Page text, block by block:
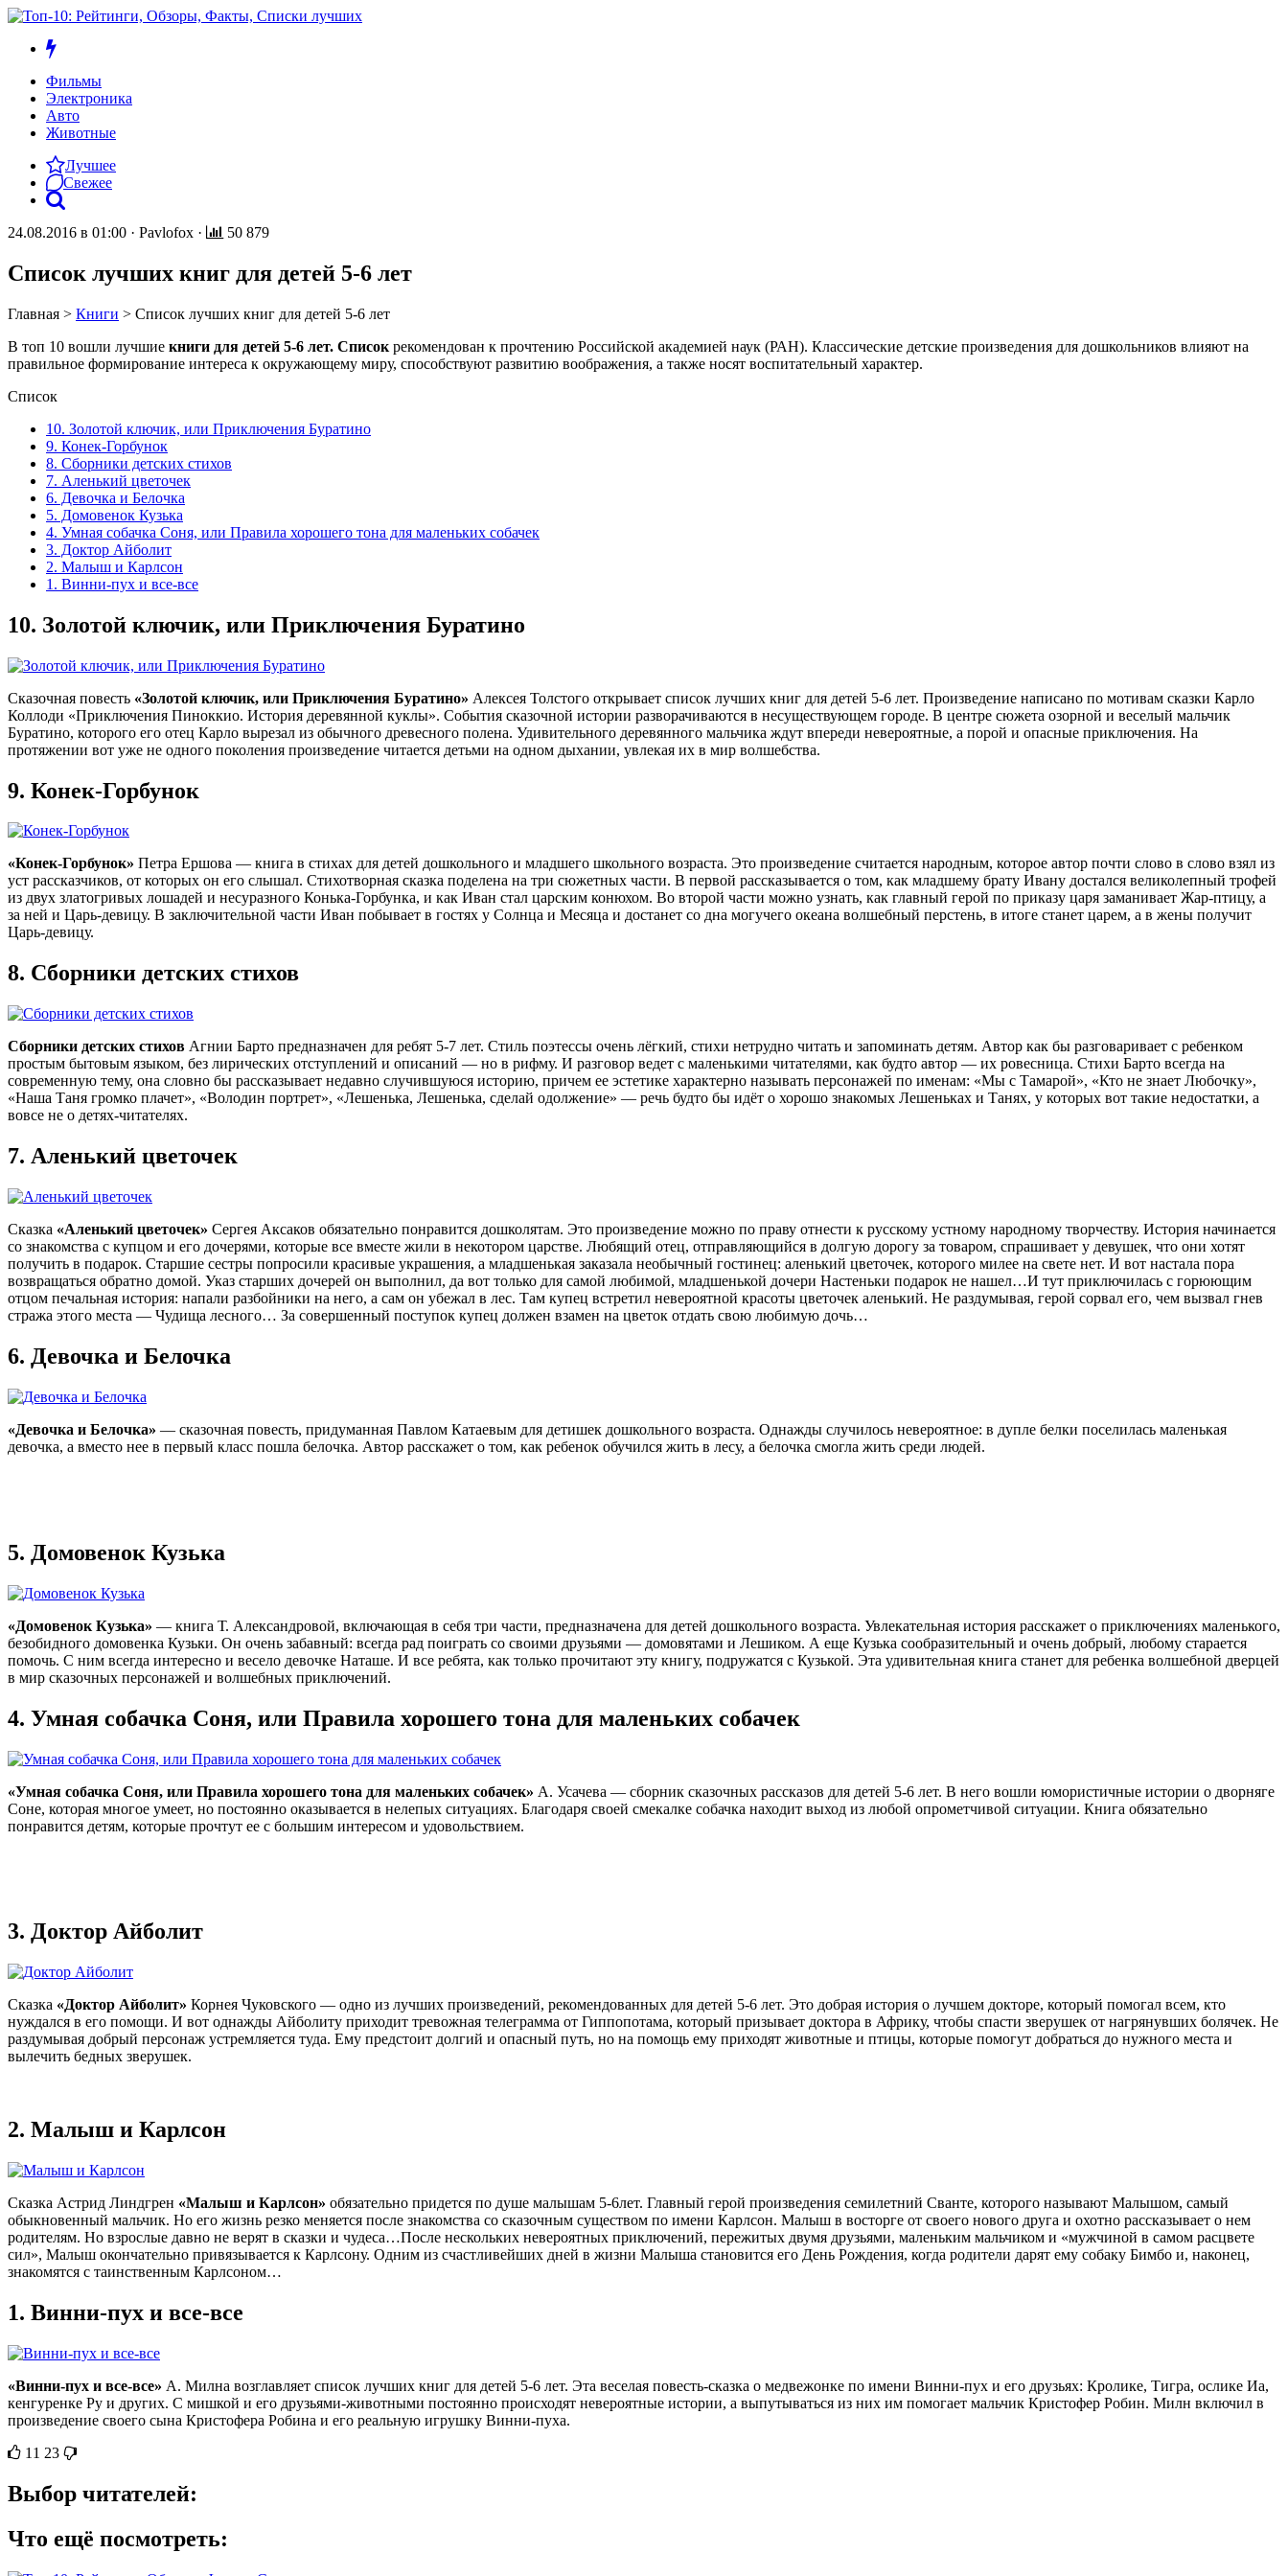
Фильмы
Электроника
Авто
Животные
Лучшее
Свежее
24.08.2016 в 01:00 · Pavlofox · 50 879
Список лучших книг для детей 5-6 лет
Главная > Книги > Список лучших книг для детей 5-6 лет
В топ 10 вошли лучшие книги для детей 5-6 лет. Список рекомендован к прочтению Российской академией наук (РАН). Классические детские произведения для дошкольников влияют на
правильное формирование интереса к окружающему миру, способствуют развитию воображения, а также носят воспитательный характер.
Список
10. Золотой ключик, или Приключения Буратино
9. Конек-Горбунок
8. Сборники детских стихов
7. Аленький цветочек
6. Девочка и Белочка
5. Домовенок Кузька
4. Умная собачка Соня, или Правила хорошего тона для маленьких собачек
3. Доктор Айболит
2. Малыш и Карлсон
1. Винни-пух и все-все
10. Золотой ключик, или Приключения Буратино
Сказочная повесть «Золотой ключик, или Приключения Буратино» Алексея Толстого открывает список лучших книг для детей 5-6 лет. Произведение написано по мотивам сказки Карло
Коллоди «Приключения Пиноккио. История деревянной куклы». События сказочной истории разворачиваются в несуществующем городе. В центре сюжета озорной и веселый мальчик
Буратино, которого его отец Карло вырезал из обычного древесного полена. Удивительного деревянного мальчика ждут впереди невероятные, а порой и опасные приключения. На
протяжении вот уже не одного поколения произведение читается детьми на одном дыхании, увлекая их в мир волшебства.
9. Конек-Горбунок
«Конек-Горбунок» Петра Ершова — книга в стихах для детей дошкольного и младшего школьного возраста. Это произведение считается народным, которое автор почти слово в слово взял из
уст рассказчиков, от которых он его слышал. Стихотворная сказка поделена на три сюжетных части. В первой рассказывается о том, как младшему брату Ивану достался великолепный трофей
из двух златогривых лошадей и несуразного Конька-Горбунка, и как Иван стал царским конюхом. Во второй части можно узнать, как главный герой по приказу царя заманивает Жар-птицу, а
за ней и Царь-девицу. В заключительной части Иван побывает в гостях у Солнца и Месяца и достанет со дна могучего океана волшебный перстень, в итоге станет царем, а в жены получит
Царь-девицу.
8. Сборники детских стихов
Сборники детских стихов Агнии Барто предназначен для ребят 5-7 лет. Стиль поэтессы очень лёгкий, стихи нетрудно читать и запоминать детям. Автор как бы разговаривает с ребенком
простым бытовым языком, без лирических отступлений и описаний — но в рифму. И разговор ведет с маленькими читателями, как будто автор — их ровесница. Стихи Барто всегда на
современную тему, она словно бы рассказывает недавно случившуюся историю, причем ее эстетике характерно называть персонажей по именам: «Мы с Тамарой», «Кто не знает Любочку»,
«Наша Таня громко плачет», «Володин портрет», «Лешенька, Лешенька, сделай одолжение» — речь будто бы идёт о хорошо знакомых Лешеньках и Танях, у которых вот такие недостатки, а
вовсе не о детях-читателях.
7. Аленький цветочек
Сказка «Аленький цветочек» Сергея Аксаков обязательно понравится дошколятам. Это произведение можно по праву отнести к русскому устному народному творчеству. История начинается
со знакомства с купцом и его дочерями, которые все вместе жили в некотором царстве. Любящий отец, отправляющийся в долгую дорогу за товаром, спрашивает у девушек, что они хотят
получить в подарок. Старшие сестры попросили красивые украшения, а младшенькая заказала необычный гостинец: аленький цветочек, которого милее на свете нет. И вот настала пора
возвращаться обратно домой. Указ старших дочерей он выполнил, да вот только для самой любимой, младшенькой дочери Настеньки подарок не нашел…И тут приключилась с горюющим
отцом печальная история: напали разбойники на него, а сам он убежал в лес. Там купец встретил невероятной красоты цветочек аленький. Не раздумывая, герой сорвал его, чем вызвал гнев
стража этого места — Чудища лесного… За совершенный поступок купец должен взамен на цветок отдать свою любимую дочь…
6. Девочка и Белочка
«Девочка и Белочка» — сказочная повесть, придуманная Павлом Катаевым для детишек дошкольного возраста. Однажды случилось невероятное: в дупле белки поселилась маленькая
девочка, а вместо нее в первый класс пошла белочка. Автор расскажет о том, как ребенок обучился жить в лесу, а белочка смогла жить среди людей.
5. Домовенок Кузька
«Домовенок Кузька» — книга Т. Александровой, включающая в себя три части, предназначена для детей дошкольного возраста. Увлекательная история расскажет о приключениях маленького,
безобидного домовенка Кузьки. Он очень забавный: всегда рад поиграть со своими друзьями — домовятами и Лешиком. А еще Кузька сообразительный и очень добрый, любому старается
помочь. С ним всегда интересно и весело девочке Наташе. И все ребята, как только прочитают эту книгу, подружатся с Кузькой. Эта удивительная книга станет для ребенка волшебной дверцей
в мир сказочных персонажей и волшебных приключений.
4. Умная собачка Соня, или Правила хорошего тона для маленьких собачек
«Умная собачка Соня, или Правила хорошего тона для маленьких собачек» А. Усачева — сборник сказочных рассказов для детей 5-6 лет. В него вошли юмористичные истории о дворняге
Соне, которая многое умеет, но постоянно оказывается в нелепых ситуациях. Благодаря своей смекалке собачка находит выход из любой опрометчивой ситуации. Книга обязательно
понравится детям, которые прочтут ее с большим интересом и удовольствием.
3. Доктор Айболит
Сказка «Доктор Айболит» Корнея Чуковского — одно из лучших произведений, рекомендованных для детей 5-6 лет. Это добрая история о лучшем докторе, который помогал всем, кто
нуждался в его помощи. И вот однажды Айболиту приходит тревожная телеграмма от Гиппопотама, который призывает доктора в Африку, чтобы спасти зверушек от нагрянувших болячек. Не
раздумывая добрый персонаж устремляется туда. Ему предстоит долгий и опасный путь, но на помощь ему приходят животные и птицы, которые помогут добраться до нужного места и
вылечить бедных зверушек.
2. Малыш и Карлсон
Сказка Астрид Линдгрен «Малыш и Карлсон» обязательно придется по душе малышам 5-6лет. Главный герой произведения семилетний Сванте, которого называют Малышом, самый
обыкновенный мальчик. Но его жизнь резко меняется после знакомства со сказочным существом по имени Карлсон. Малыш в восторге от своего нового друга и охотно рассказывает о нем
родителям. Но взрослые давно не верят в сказки и чудеса…После нескольких невероятных приключений, пережитых двумя друзьями, маленьким мальчиком и «мужчиной в самом расцвете
сил», Малыш окончательно привязывается к Карлсону. Одним из счастливейших дней в жизни Малыша становится его День Рождения, когда родители дарят ему собаку Бимбо и, наконец,
знакомятся с таинственным Карлсоном…
1. Винни-пух и все-все
«Винни-пух и все-все» А. Милна возглавляет список лучших книг для детей 5-6 лет. Эта веселая повесть-сказка о медвежонке по имени Винни-пух и его друзьях: Кролике, Тигра, ослике Иа,
кенгуренке Ру и других. С мишкой и его друзьями-животными постоянно происходят невероятные истории, а выпутываться из них им помогает мальчик Кристофер Робин. Милн включил в
произведение своего сына Кристофера Робина и его реальную игрушку Винни-пуха.
11 23
Выбор читателей:
Что ещё посмотреть: